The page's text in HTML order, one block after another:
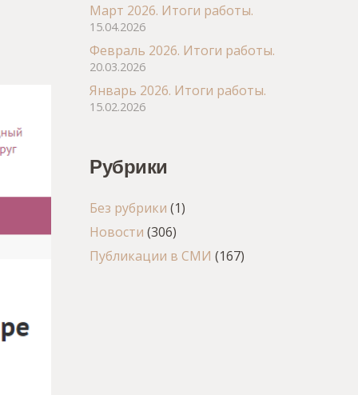
Март 2026. Итоги работы.
15.04.2026
Февраль 2026. Итоги работы.
20.03.2026
Январь 2026. Итоги работы.
15.02.2026
Рубрики
Без рубрики (1)
Новости (306)
Публикации в СМИ (167)